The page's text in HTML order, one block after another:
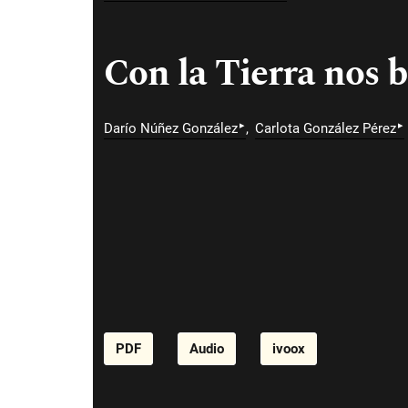
Con la Tierra nos
Darío Núñez González▸ Carlota González Pérez▸
PDF Audio ivoox